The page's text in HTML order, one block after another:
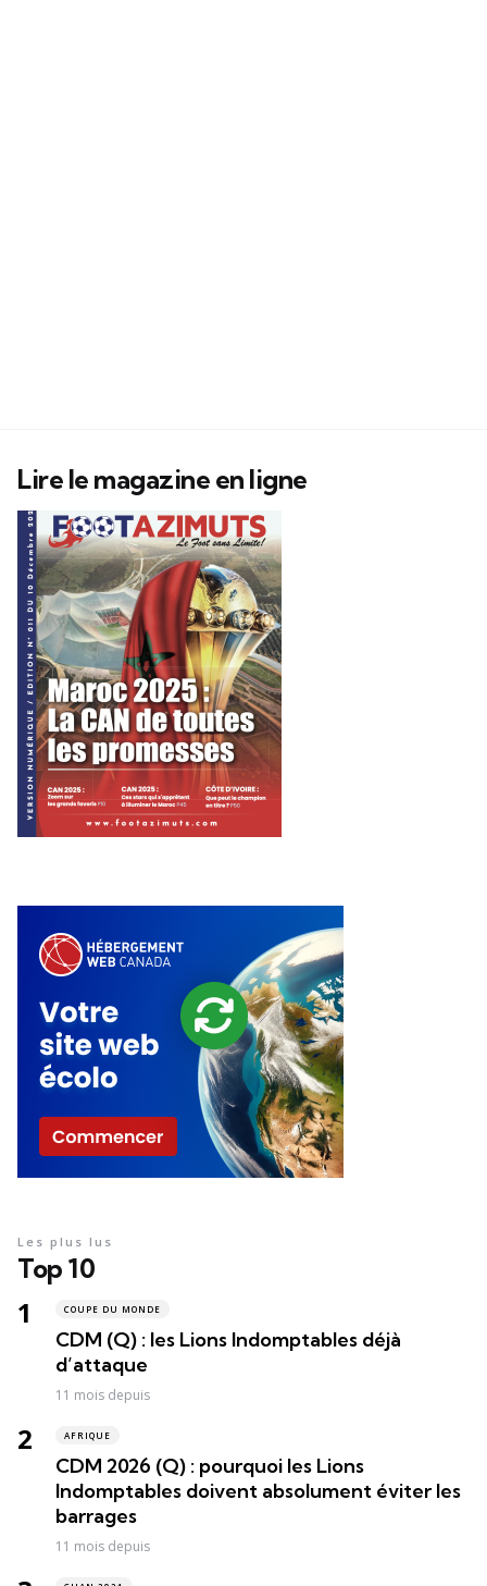
Lire le magazine en ligne
Top 10
Les plus lus
COUPE DU MONDE
CDM (Q) : les Lions Indomptables déjà
d’attaque
11 mois depuis
AFRIQUE
CDM 2026 (Q) : pourquoi les Lions
Indomptables doivent absolument éviter les
barrages
11 mois depuis